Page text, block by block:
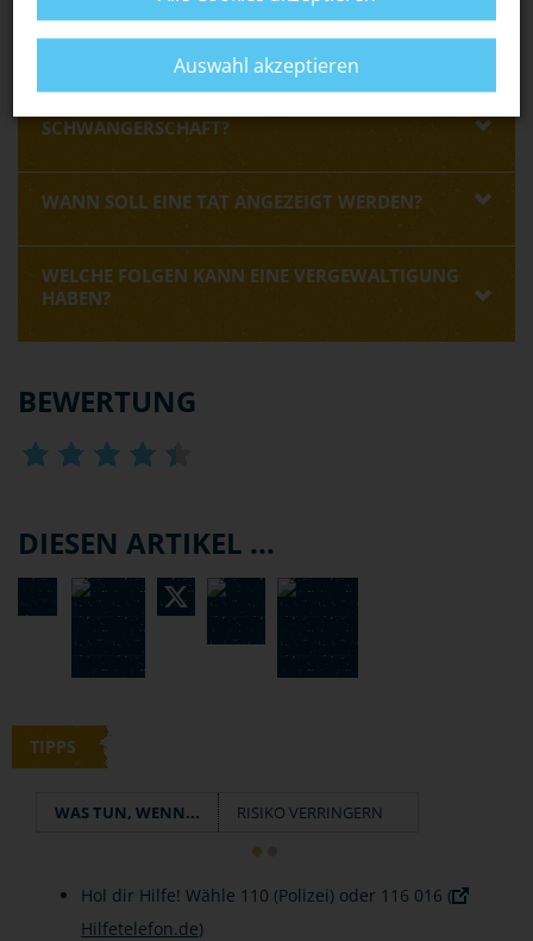
oder von anderen spezialisierten
Opferhilfeeinrichtungenholen.
SCHWANGERSCHAFT?
WANN SOLL EINE TAT ANGEZEIGT WERDEN?
WELCHE FOLGEN KANN EINE VERGEWALTIGUNG
HABEN?
BEWERTUNG
DIESEN ARTIKEL ...
TIPPS
WAS TUN, WENN... RISIKO VERRINGERN
Hol dir Hilfe! Wähle 110 (Polizei) oder 116 016 (
Hilfetelefon.de)
Auswahl akzeptieren